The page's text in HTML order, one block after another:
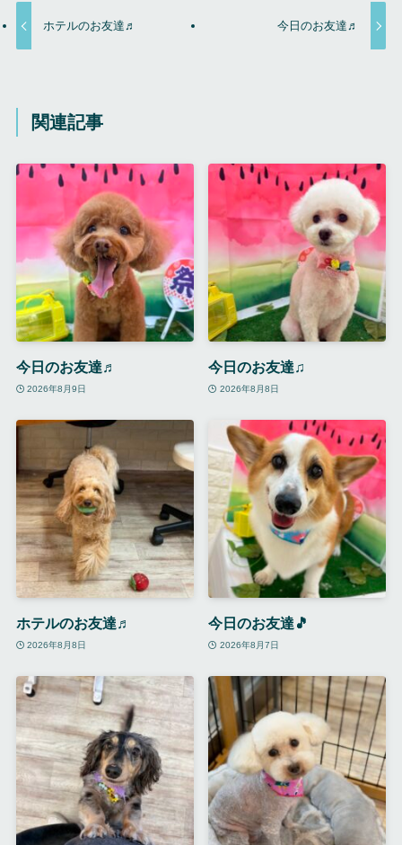
ホテルのお友達♬ 今日のお友達♬
関連記事
今日のお友達♬
2026年8月9日
今日のお友達♫
2026年8月8日
ホテルのお友達♬
2026年8月8日
今日のお友達🎵
2026年8月7日